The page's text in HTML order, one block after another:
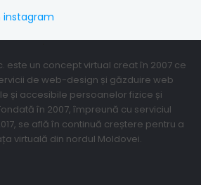
instagram
este un concept virtual creat în 2007 ce
de web-design și găzduire web
și accesibile persoanelor fizice și
în 2007, împreună cu serviciul
se află în continuă creștere pentru a
virtuală din nordul Moldovei.